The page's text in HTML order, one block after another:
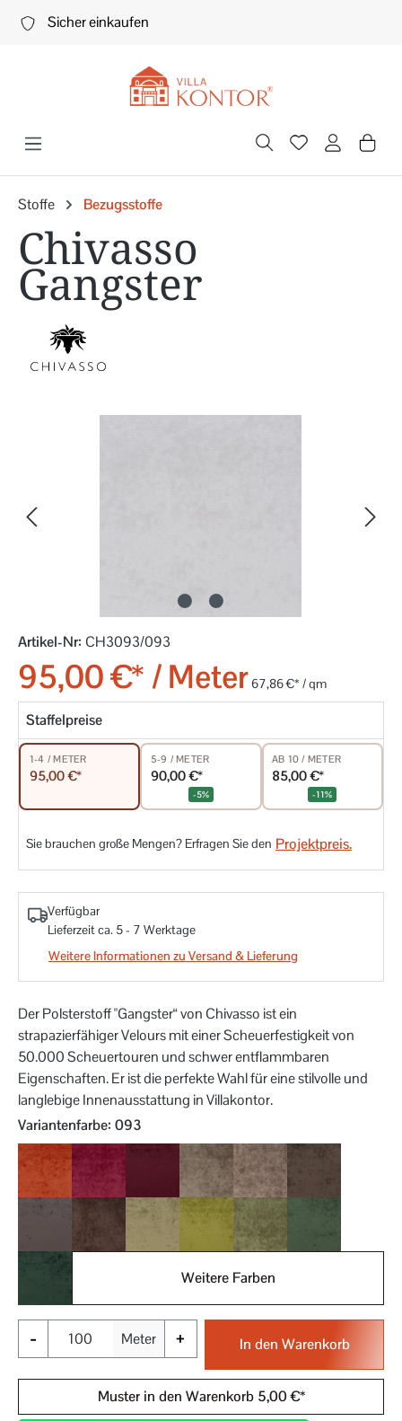
Zum Hauptinhalt springen
Sicher einkaufen
Stoffe Bezugsstoffe
Chivasso
Gangster
Artikel-Nr: CH3093/093
95,00 €* / Meter67,86 €* / qm
Staffelpreise
1-4 / METER
95,00 €*
5-9 / METER
90,00 €*
-5%
AB 10 / METER
85,00 €*
-11%
Sie brauchen große Mengen? Erfragen Sie den Projektpreis.
Verfügbar
Lieferzeit ca. 5 - 7 Werktage
Weitere Informationen zu Versand & Lieferung
Der Polsterstoff "Gangster“ von Chivasso ist ein
strapazierfähiger Velours mit einer Scheuerfestigkeit von
50.000 Scheuertouren und schwer entflammbaren
Eigenschaften. Er ist die perfekte Wahl für eine stilvolle und
langlebige Innenausstattung in Villakontor.
Variantenfarbeauswählen
: 093
010 011 020 021 023
032 033
Weitere Farben
- Meter + In den Warenkorb
Muster in den Warenkorb 5,00 €*